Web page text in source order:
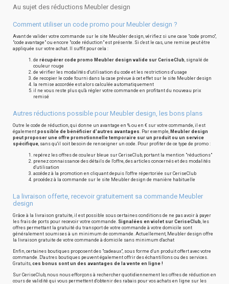
Au sujet des réductions Meubler design
Comment utiliser un code promo pour Meubler design ?
Avant de valider votre commande sur le site Meubler design, vérifiez si une case "code promo",
"code avantage" ou encore "code réduction" est présente. Si c'est le cas, une remise peut être
appliquée sur votre achat. Il suffit pour cela :
de récupérer code promo Meubler design valide sur CeriseClub, signalé de
couleur rouge
de vérifier les modalités d'utilisation du code et les restrictions d'usage
de recopier le code fourni dans la case prévue à cet effet sur le site Meubler design
la remise accordée est alors calculée automatiquement
il ne vous reste plus qu'à régler votre commande en profitant du nouveau prix
remisé
Autres réductions possible pour Meubler design, les bons plans
Outre le code de réduction, qui donne un avantage en % ou en € sur votre commande, il est
également possible de bénéficier d'autres avantages. Par exemple, Meubler design
peut proposer une offre promotionnelle temporaire sur un produit ou un service
spécifique, sans qu'il soit besoin de renseigner un code. Pour profiter de ce type de promo :
repérez les offres de couleur bleue sur CeriseClub, portant la mention "réductions"
prenez connaissance des détails de l'offre, des articles concernés et des modalités
d'utilisation
accédez à la promotion en cliquant depuis l'offre répertoriée sur CeriseClub
procédez à la commande sur le site Meubler design de manière habituelle
La livraison offerte, recevoir gratuitement sa commande Meubler
design
Grâce à la livraison gratuite, il est possible sous certaines conditions de ne pas avoir à payer
les frais de ports pour recevoir votre commande. Signalées en violet sur CeriseClub, les
offres permettant la gratuité du transport de votre commande à votre domicile sont
généralement soumises à un minimum de commande. Actuellement, Meubler design offre
la livraison gratuite de votre commande à domicile sans minimum d'achat
Enfin, certaines boutiques proposent des "cadeaux", sous forme d'un produit offert avec votre
commande. D'autres boutiques peuvent également offrir des échantillons ou des services.
Gratuits, ces bonus sont un des avantages de la vente en ligne !
Sur CeriseClub, nous nous efforçons à rechercher quotidiennement les offres de réduction en
cours de validité qui vous permettent d'obtenir des rabais pour vos achats en ligne sur les